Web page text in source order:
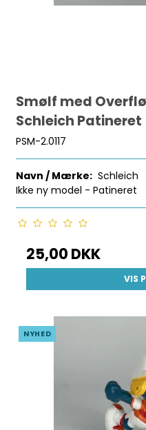
Smølf med
Schleich Patineret
PSM-2.0117
Navn / Mærke: Schleich
Ikke ny model - Patineret
25,00 DKK
VIS
NYHED